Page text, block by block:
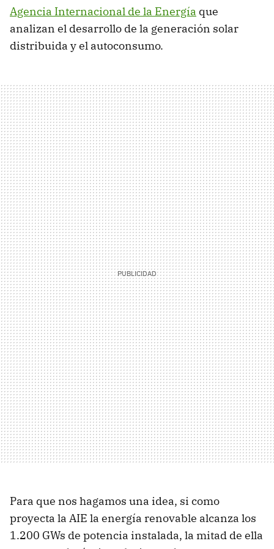
Agencia Internacional de la Energía que
analizan el desarrollo de la generación solar
distribuida y el autoconsumo.
Para que nos hagamos una idea, si como
proyecta la AIE la energía renovable alcanza los
1.200 GWs de potencia instalada, la mitad de ella